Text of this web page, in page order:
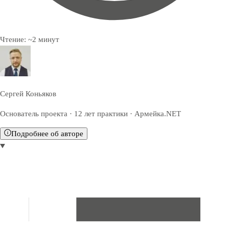
Чтение: ~2 минут
Сергей Коньяков
Основатель проекта · 12 лет практики · Армейка.NET
Подробнее об авторе